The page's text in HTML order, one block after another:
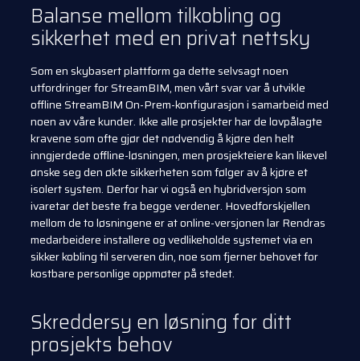
Balanse mellom tilkobling og
sikkerhet med en privat nettsky
Som en skybasert plattform ga dette selvsagt noen
utfordringer for StreamBIM, men vårt svar var å utvikle
offline StreamBIM On-Prem-konfigurasjon i samarbeid med
noen av våre kunder. Ikke alle prosjekter har de lovpålagte
kravene som ofte gjør det nødvendig å kjøre den helt
inngjerdede offline-løsningen, men prosjekteiere kan likevel
ønske seg den økte sikkerheten som følger av å kjøre et
isolert system. Derfor har vi også en hybridversjon som
ivaretar det beste fra begge verdener. Hovedforskjellen
mellom de to løsningene er at online-versjonen lar Rendras
medarbeidere installere og vedlikeholde systemet via en
sikker kobling til serveren din, noe som fjerner behovet for
kostbare personlige oppmøter på stedet.
Skreddersy en løsning for ditt
prosjekts behov